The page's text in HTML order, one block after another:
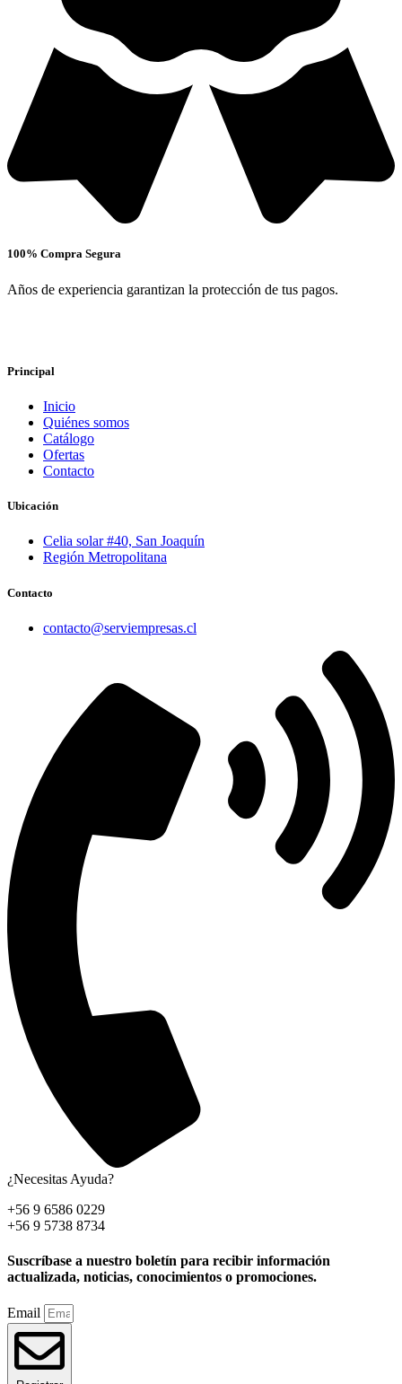
100% Compra Segura
Años de experiencia garantizan la protección de tus pagos.
Principal
Inicio
Quiénes somos
Catálogo
Ofertas
Contacto
Ubicación
Celia solar #40, San Joaquín
Región Metropolitana
Contacto
contacto@serviempresas.cl
¿Necesitas Ayuda?
+56 9 6586 0229
+56 9 5738 8734
Suscríbase a nuestro boletín para recibir información
actualizada, noticias, conocimientos o promociones.
Email